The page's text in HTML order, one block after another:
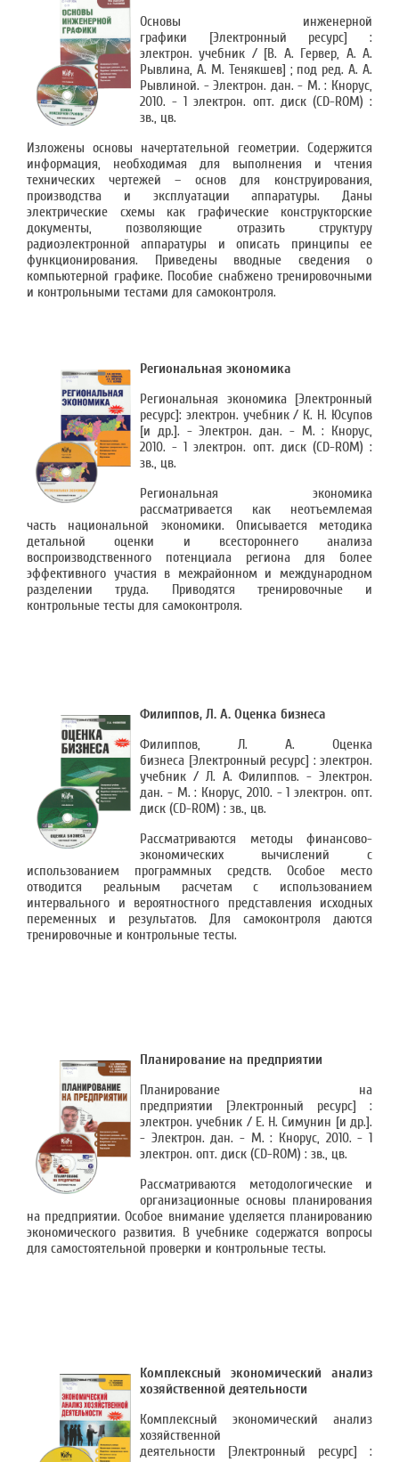
Основы инженерной
графики [Электронный ресурс] :
электрон. учебник / [В. А. Гервер, А. А.
Рывлина, А. М. Тенякшев] ; под ред. А. А.
Рывлиной. - Электрон. дан. - М. : Кнорус,
2010. - 1 электрон. опт. диск (CD-ROM) :
зв., цв.
Изложены основы начертательной геометрии. Содержится
информация, необходимая для выполнения и чтения
технических чертежей – основ для конструирования,
производства и эксплуатации аппаратуры. Даны
электрические схемы как графические конструкторские
документы, позволяющие отразить структуру
радиоэлектронной аппаратуры и описать принципы ее
функционирования. Приведены вводные сведения о
компьютерной графике. Пособие снабжено тренировочными
и контрольными тестами для самоконтроля.
Региональная экономика
Региональная экономика [Электронный
ресурс]: электрон. учебник / К. Н. Юсупов
[и др.]. - Электрон. дан. - М. : Кнорус,
2010. - 1 электрон. опт. диск (СD-ROM) :
зв., цв.
Региональная экономика
рассматривается как неотъемлемая
часть национальной экономики. Описывается методика
детальной оценки и всестороннего анализа
воспроизводственного потенциала региона для более
эффективного участия в межрайонном и международном
разделении труда. Приводятся тренировочные и
контрольные тесты для самоконтроля.
Филиппов, Л. А. Оценка бизнеса
Филиппов, Л. А. Оценка
бизнеса [Электронный ресурс] : электрон.
учебник / Л. А. Филиппов. - Электрон.
дан. - М. : Кнорус, 2010. - 1 электрон. опт.
диск (CD-ROM) : зв., цв.
Рассматриваются методы финансово-
экономических вычислений с
использованием программных средств. Особое место
отводится реальным расчетам с использованием
интервального и вероятностного представления исходных
переменных и результатов. Для самоконтроля даются
тренировочные и контрольные тесты.
Планирование на предприятии
Планирование на
предприятии [Электронный ресурс] :
электрон. учебник / Е. Н. Симунин [и др.].
- Электрон. дан. - М. : Кнорус, 2010. - 1
электрон. опт. диск (CD-ROM) : зв., цв.
Рассматриваются методологические и
организационные основы планирования
на предприятии. Особое внимание уделяется планированию
экономического развития. В учебнике содержатся вопросы
для самостоятельной проверки и контрольные тесты.
Комплексный экономический анализ
хозяйственной деятельности
Комплексный экономический анализ
хозяйственной
деятельности [Электронный ресурс] :